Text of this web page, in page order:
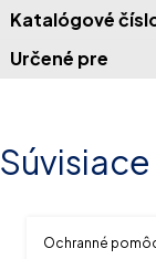
Katalógové
Určené pre
Ochranné